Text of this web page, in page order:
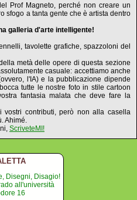
Prof Magneto, perché non creare un
sfogo a tanta gente che è artista dentro
galleria d'arte intelligente!
tavolette grafiche, spazzoloni del
metà delle opere di questa sezione
casuale: accettiamo anche
l'IA) e la pubblicazione dipende
tutte le nostre foto in stile cartoon
fantasia malata che deve fare la
contributi, però non alla casella
Ahimé.
ScriveteMI!
Disegni, Disagio!
all'università
16